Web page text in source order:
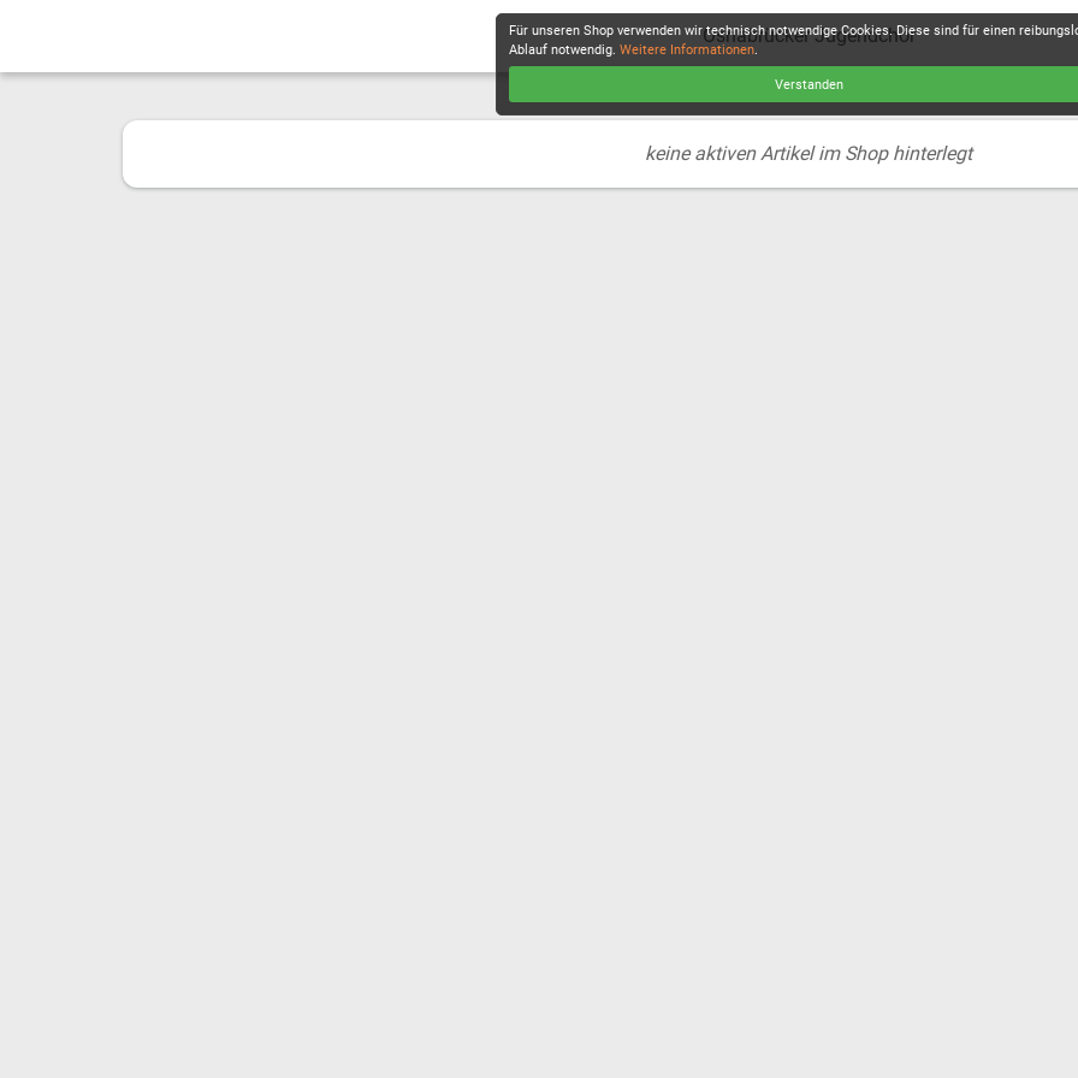
Osnabrücker Jugendchor
keine aktiven Artikel im Shop hinterlegt
Für unseren Shop verwenden wir technisch notwendige Cookies. Diese sind für einen
Ablauf notwendig. Weitere Informationen.
Verstanden